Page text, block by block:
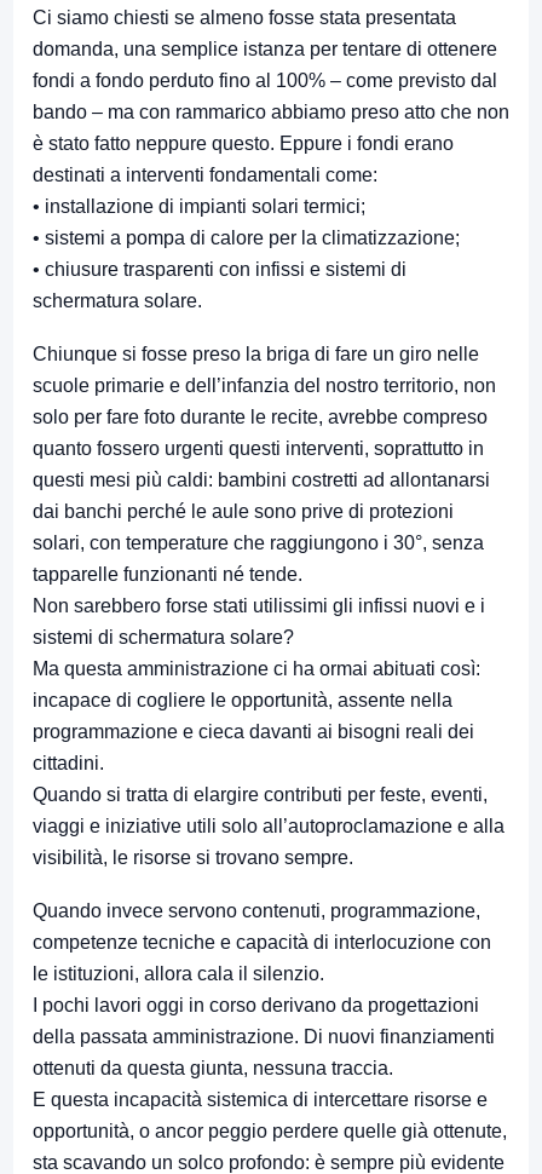
Ci siamo chiesti se almeno fosse stata presentata
domanda, una semplice istanza per tentare di ottenere
fondi a fondo perduto fino al 100% – come previsto dal
bando – ma con rammarico abbiamo preso atto che non
è stato fatto neppure questo. Eppure i fondi erano
destinati a interventi fondamentali come:
• installazione di impianti solari termici;
• sistemi a pompa di calore per la climatizzazione;
• chiusure trasparenti con infissi e sistemi di
schermatura solare.
Chiunque si fosse preso la briga di fare un giro nelle
scuole primarie e dell’infanzia del nostro territorio, non
solo per fare foto durante le recite, avrebbe compreso
quanto fossero urgenti questi interventi, soprattutto in
questi mesi più caldi: bambini costretti ad allontanarsi
dai banchi perché le aule sono prive di protezioni
solari, con temperature che raggiungono i 30°, senza
tapparelle funzionanti né tende.
Non sarebbero forse stati utilissimi gli infissi nuovi e i
sistemi di schermatura solare?
Ma questa amministrazione ci ha ormai abituati così:
incapace di cogliere le opportunità, assente nella
programmazione e cieca davanti ai bisogni reali dei
cittadini.
Quando si tratta di elargire contributi per feste, eventi,
viaggi e iniziative utili solo all’autoproclamazione e alla
visibilità, le risorse si trovano sempre.
Quando invece servono contenuti, programmazione,
competenze tecniche e capacità di interlocuzione con
le istituzioni, allora cala il silenzio.
I pochi lavori oggi in corso derivano da progettazioni
della passata amministrazione. Di nuovi finanziamenti
ottenuti da questa giunta, nessuna traccia.
E questa incapacità sistemica di intercettare risorse e
opportunità, o ancor peggio perdere quelle già ottenute,
sta scavando un solco profondo: è sempre più evidente